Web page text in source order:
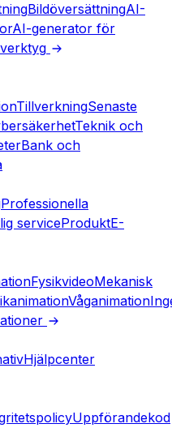
BildöversättningAI-
AI-generator för
TillverkningSenaste
Teknik och
Bank och
Professionella
serviceProduktE-
FysikvideoMekanisk
Våganimation
Hjälpcenter
Uppförandekod